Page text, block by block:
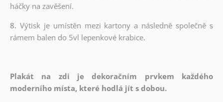
háčky na zavěšení.
8. Výtisk je umístěn mezi kartony a následně společně s
rámem balen do 5vl lepenkové krabice.
Plakát na zdi je dekoračním prvkem každého
moderního místa, které hodlá jít s dobou.